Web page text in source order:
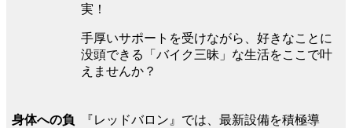
実！
手厚いサポートを受けながら、好きなことに
没頭できる「バイク三昧」な生活をここで叶
えませんか？
身体への負
『レッドバロン』では、最新設備を積極導